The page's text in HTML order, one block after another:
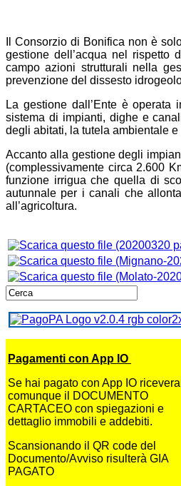
Il Consorzio di Bonifica non è
gestione dell’acqua nel rispetto
campo azioni strutturali nella
prevenzione del dissesto
La gestione dall’Ente è operata
sistema di impianti, dighe e
degli abitati, la tutela ambientale
Accanto alla gestione degli
(complessivamente circa 2.600
funzione irrigua che quella di
autunnale per i canali che
all’agricoltura.
Pagamenti con App IO
Se hai pagato con App IO
comunque il DOCUMENTO
CARTACEO con spiegazioni e
dettaglio immobili e addebiti.
Scansionando il QR code del
Documento/Avviso risulterà GIA
PAGATO